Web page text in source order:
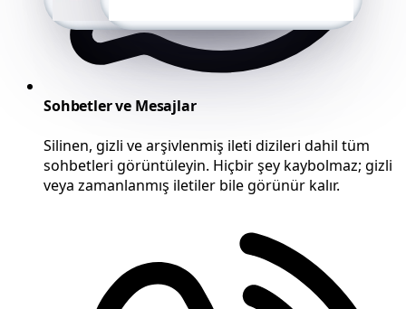
Sohbetler ve Mesajlar
Silinen, gizli ve arşivlenmiş ileti dizileri dahil tüm
sohbetleri görüntüleyin. Hiçbir şey kaybolmaz; gizli
veya zamanlanmış iletiler bile görünür kalır.